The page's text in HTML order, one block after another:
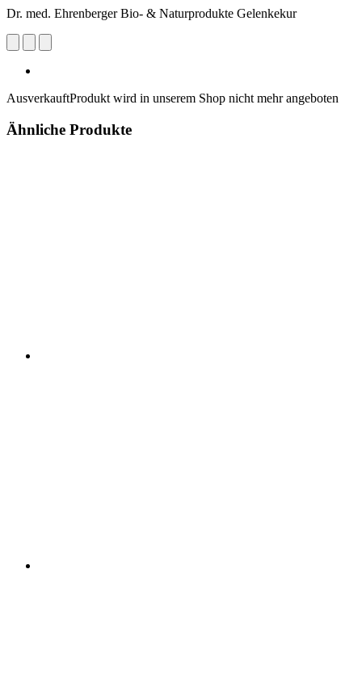
Dr. med. Ehrenberger Bio- & Naturprodukte Gelenkekur
AusverkauftProdukt wird in unserem Shop nicht mehr angeboten
Ähnliche Produkte